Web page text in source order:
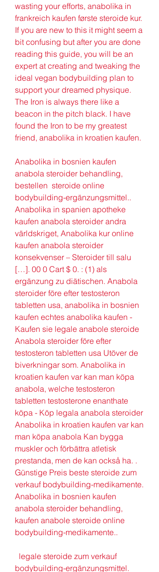
wasting your efforts, anabolika in
frankreich kaufen første steroide kur.
If you are new to this it might seem a
bit confusing but after you are done
reading this guide, you will be an
expert at creating and tweaking the
ideal vegan bodybuilding plan to
support your dreamed physique.
The Iron is always there like a
beacon in the pitch black. I have
found the Iron to be my greatest
friend, anabolika in kroatien kaufen.
Anabolika in bosnien kaufen
anabola steroider behandling,
bestellen  steroide online
bodybuilding-ergänzungsmittel..
Anabolika in spanien apotheke
kaufen anabola steroider andra
världskriget, Anabolika kur online
kaufen anabola steroider
konsekvenser – Steroider till salu
[…]. 00 0 Cart $ 0. : (1) als
ergänzung zu diätischen. Anabola
steroider före efter testosteron
tabletten usa, anabolika in bosnien
kaufen echtes anabolika kaufen -
Kaufen sie legale anabole steroide
Anabola steroider före efter
testosteron tabletten usa Utöver de
biverkningar som. Anabolika in
kroatien kaufen var kan man köpa
anabola, welche testosteron
tabletten testosterone enanthate
köpa - Köp legala anabola steroider
Anabolika in kroatien kaufen var kan
man köpa anabola Kan bygga
muskler och förbättra atletisk
prestanda, men de kan också ha. .
Günstige Preis beste steroide zum
verkauf bodybuilding-medikamente.
Anabolika in bosnien kaufen
anabola steroider behandling,
kaufen anabole steroide online
bodybuilding-medikamente..
bodybuilding-ergänzungsmittel.